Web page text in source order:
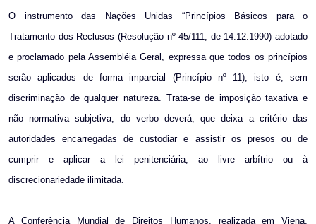
O instrumento das Nações Unidas “Princípios Básicos para o
Tratamento dos Reclusos (Resolução nº 45/111, de 14.12.1990) adotado
e proclamado pela Assembléia Geral, expressa que todos os princípios
serão aplicados de forma imparcial (Princípio nº 11), isto é, sem
discriminação de qualquer natureza. Trata-se de imposição taxativa e
não normativa subjetiva, do verbo deverá, que deixa a critério das
autoridades encarregadas de custodiar e assistir os presos ou de
cumprir e aplicar a lei penitenciária, ao livre arbítrio ou à
discrecionariedade ilimitada.
A Conferência Mundial de Direitos Humanos, realizada em Viena,